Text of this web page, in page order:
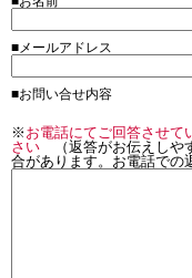
■メールアドレス
■お問い合せ内容
※ お電話にてご回答させて
さい （返答がお伝えしや
合があります。お電話での